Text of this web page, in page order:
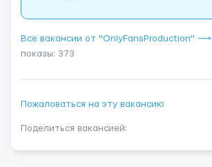
Все вакансии от "OnlyFansProduction" ⟶
показы: 373
Пожаловаться на эту вакансию
Поделиться вакансией: